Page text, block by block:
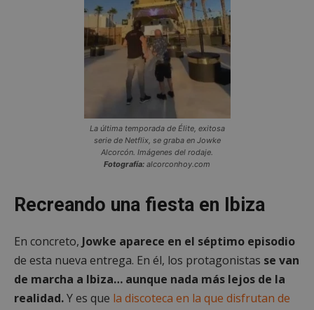
La última temporada de Élite, exitosa
serie de Netflix, se graba en Jowke
Alcorcón. Imágenes del rodaje.
Fotografía: alcorconhoy.com
Recreando una fiesta en Ibiza
En concreto, Jowke aparece en el séptimo episodio
de esta nueva entrega. En él, los protagonistas se van
de marcha a Ibiza… aunque nada más lejos de la
realidad.Y es que la discoteca en la que disfrutan de